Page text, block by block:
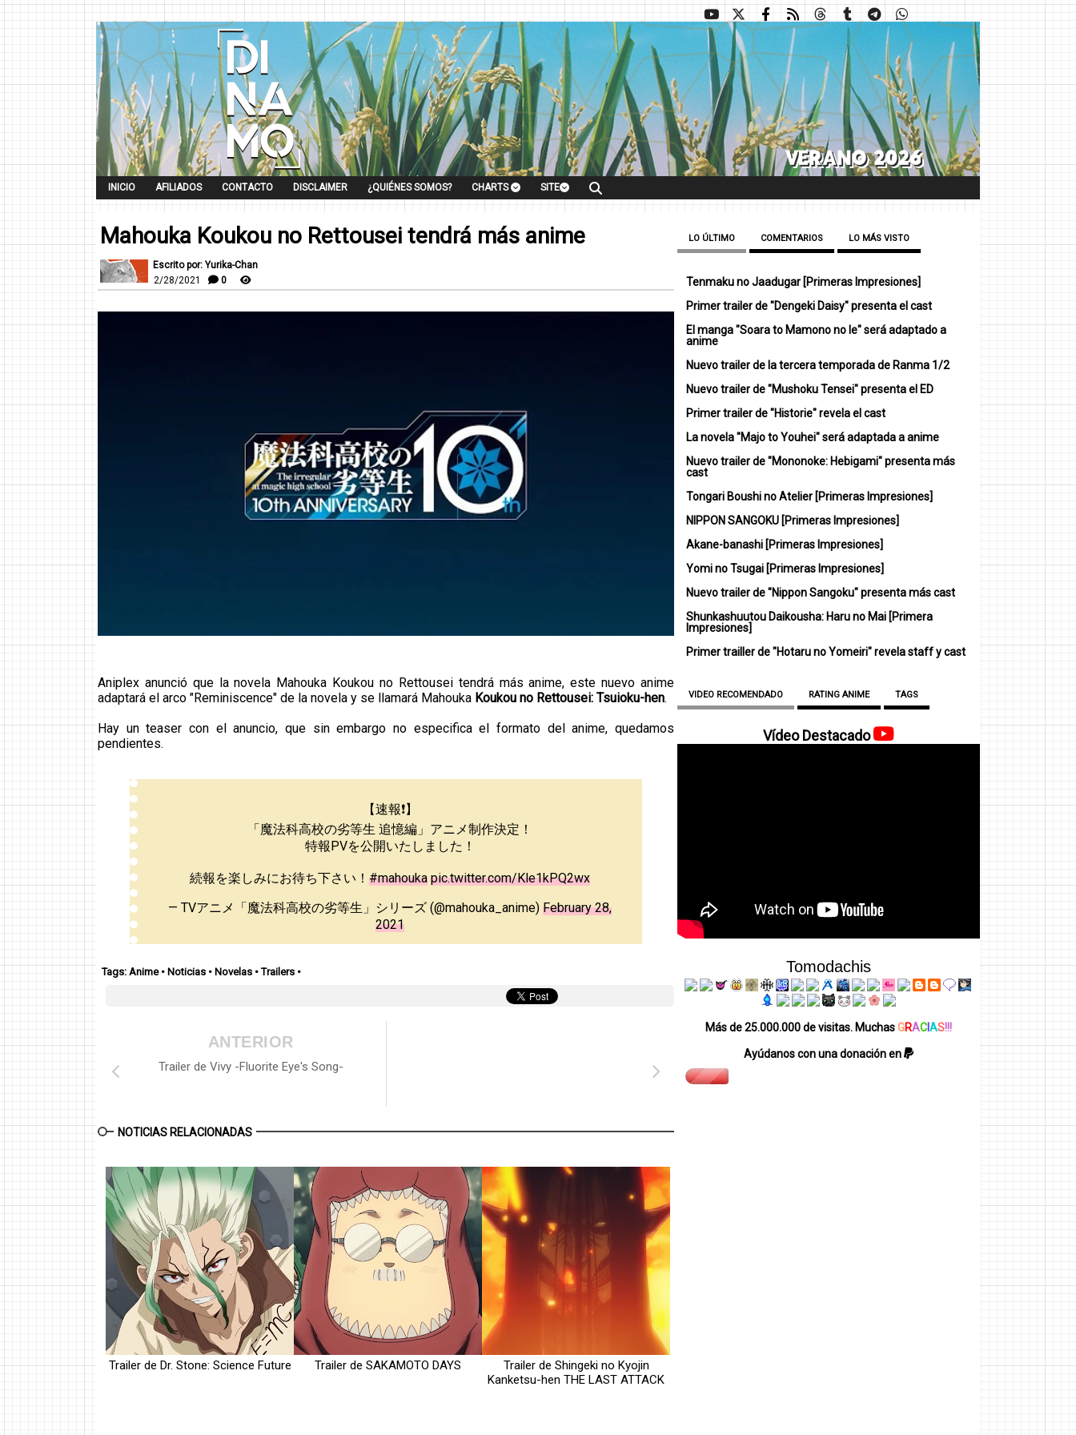
INICIO AFILIADOS CONTACTO DISCLAIMER ¿QUIÉNES SOMOS? CHARTS SITE
Mahouka Koukou no Rettousei tendrá más anime
Escrito por: Yurika-Chan
2/28/2021
0
Aniplex anunció que la novela Mahouka Koukou no Rettousei tendrá más anime, este nuevo anime
adaptará el arco "Reminiscence" de la novela y se llamará Mahouka Koukou no Rettousei: Tsuioku-hen.
Hay un teaser con el anuncio, que sin embargo no especifica el formato del anime, quedamos
pendientes.
【速報❗️】
「魔法科高校の劣等生 追憶編」アニメ制作決定！
特報PVを公開いたしました！
続報を楽しみにお待ち下さい！ #mahouka pic.twitter.com/Kle1kPQ2wx
— TVアニメ「魔法科高校の劣等生」シリーズ (@mahouka_anime) February 28,
2021
Tags: Anime• Noticias • Novelas •Trailers •
ANTERIOR
Trailer de Vivy -Fluorite Eye's Song-
NOTICIAS RELACIONADAS
Trailer de Dr. Stone: Science Future Trailer de SAKAMOTO DAYS
Trailer de Shingeki no Kyojin
Kanketsu-hen THE LAST ATTACK
LO ÚLTIMO COMENTARIOS LO MÁS VISTO
Tenmaku no Jaadugar [Primeras Impresiones]
Primer trailer de "Dengeki Daisy" presenta el cast
El manga "Soara to Mamono no Ie" será adaptado a
anime
Nuevo trailer de la tercera temporada de Ranma 1/2
Nuevo trailer de "Mushoku Tensei" presenta el ED
Primer trailer de "Historie" revela el cast
La novela "Majo to Youhei" será adaptada a anime
Nuevo trailer de "Mononoke: Hebigami" presenta más
cast
Tongari Boushi no Atelier [Primeras Impresiones]
NIPPON SANGOKU [Primeras Impresiones]
Akane-banashi [Primeras Impresiones]
Yomi no Tsugai [Primeras Impresiones]
Nuevo trailer de "Nippon Sangoku" presenta más cast
Shunkashuutou Daikousha: Haru no Mai [Primera
Impresiones]
Primer trailler de "Hotaru no Yomeiri" revela staff y cast
VIDEO RECOMENDADO RATING ANIME TAGS
Vídeo Destacado
Tomodachis
Más de 25.000.000 de visitas. MuchasGRACAS!!!
Ayúdanos con una donación en